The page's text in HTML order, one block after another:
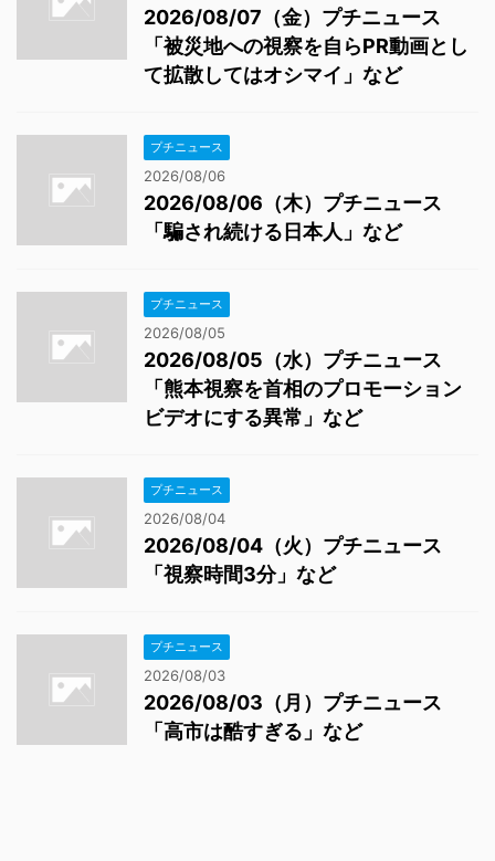
2026/08/07（金）プチニュース
「被災地への視察を自らPR動画とし
て拡散してはオシマイ」など
プチニュース
2026/08/06
2026/08/06（木）プチニュース
「騙され続ける日本人」など
プチニュース
2026/08/05
2026/08/05（水）プチニュース
「熊本視察を首相のプロモーション
ビデオにする異常」など
プチニュース
2026/08/04
2026/08/04（火）プチニュース
「視察時間3分」など
プチニュース
2026/08/03
2026/08/03（月）プチニュース
「高市は酷すぎる」など